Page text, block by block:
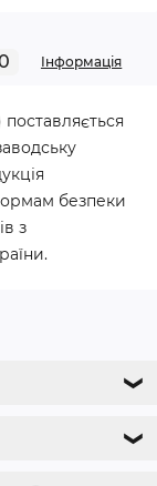
Iнформація
безпеки
з
❯
❯